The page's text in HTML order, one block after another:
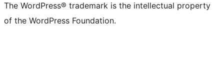
The WordPress® trademark is the intellectual property
of the WordPress Foundation.